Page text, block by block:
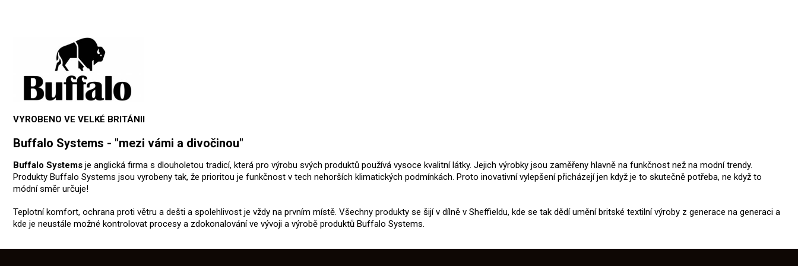
VYROBENO VE VELKÉ BRITÁNII
Buffalo Systems - "mezi vámi a divočinou"
Buffalo Systems je anglická firma s dlouholetou tradicí, která pro výrobu svých produktů používá vysoce kvalitní látky. Jejich výrobky jsou zaměřeny hlavně na funkčnost než na modní trendy.
Produkty Buffalo Systems jsou vyrobeny tak, že prioritou je funkčnost v tech nehorších klimatických podmínkách. Proto inovativní vylepšení přicházejí jen když je to skutečně potřeba, ne když to
módní směr určuje!
Teplotní komfort, ochrana proti větru a dešti a spolehlivost je vždy na prvním místě. Všechny produkty se šijí v dílně v Sheffieldu, kde se tak dědí umění britské textilní výroby z generace na generaci a
kde je neustále možné kontrolovat procesy a zdokonalování ve vývoji a výrobě produktů Buffalo Systems.